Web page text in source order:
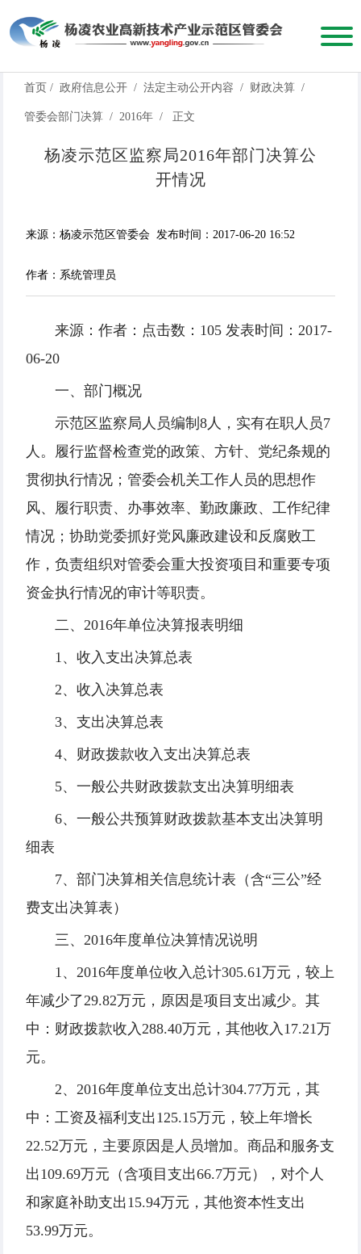
首页 / 政府信息公开 / 法定主动公开内容 / 财政决算 /
管委会部门决算 / 2016年 / 正文
杨凌示范区监察局2016年部门决算公
开情况
来源：杨凌示范区管委会 发布时间：2017-06-20 16:52
作者：系统管理员
来源：作者：点击数：105 发表时间：2017-
06-20
一、部门概况
示范区监察局人员编制8人，实有在职人员7
人。履行监督检查党的政策、方针、党纪条规的
贯彻执行情况；管委会机关工作人员的思想作
风、履行职责、办事效率、勤政廉政、工作纪律
情况；协助党委抓好党风廉政建设和反腐败工
作，负责组织对管委会重大投资项目和重要专项
资金执行情况的审计等职责。
二、2016年单位决算报表明细
1、收入支出决算总表
2、收入决算总表
3、支出决算总表
4、财政拨款收入支出决算总表
5、一般公共财政拨款支出决算明细表
6、一般公共预算财政拨款基本支出决算明
细表
7、部门决算相关信息统计表（含“三公”经
费支出决算表）
三、2016年度单位决算情况说明
1、2016年度单位收入总计305.61万元，较上
年减少了29.82万元，原因是项目支出减少。其
中：财政拨款收入288.40万元，其他收入17.21万
元。
2、2016年度单位支出总计304.77万元，其
中：工资及福利支出125.15万元，较上年增长
22.52万元，主要原因是人员增加。商品和服务支
出109.69万元（含项目支出66.7万元），对个人
和家庭补助支出15.94万元，其他资本性支出
53.99万元。